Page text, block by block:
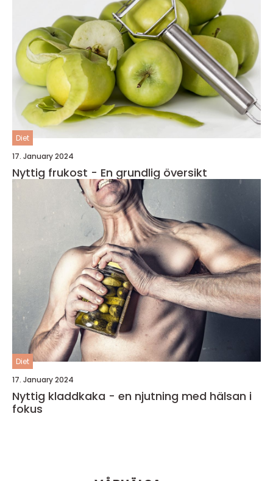
Diet
17. January 2024
Nyttig frukost - En grundlig översikt
Diet
17. January 2024
Nyttig kladdkaka - en njutning med hälsan i
fokus